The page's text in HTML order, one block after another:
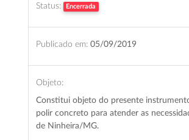
Status: Encerrada
Publicado em: 05/09/2019
Objeto:
Constitui objeto do presente
polir concreto para atender as
de Ninheira/MG.